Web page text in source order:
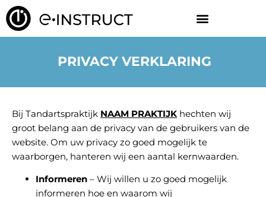
PRIVACY VERKLARING
Bij Tandartspraktijk NAAM PRAKTIJK hechten wij
groot belang aan de privacy van de gebruikers van de
website. Om uw privacy zo goed mogelijk te
waarborgen, hanteren wij een aantal kernwaarden.
Informeren – Wij willen u zo goed mogelijk
informeren hoe en waarom wij